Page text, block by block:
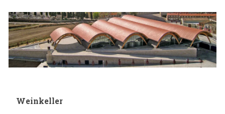
Weinkeller